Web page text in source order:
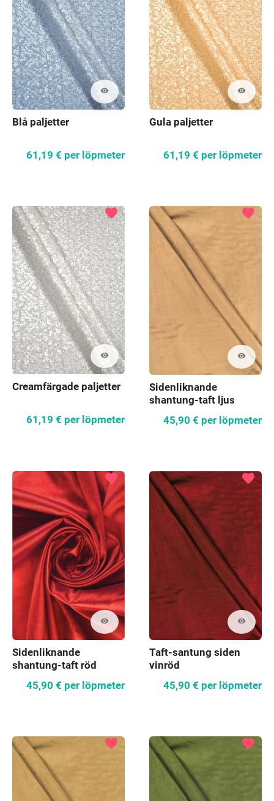
visibility
Blå paljetter
61,19 € per löpmeter
visibility
Gula paljetter
61,19 € per löpmeter
visibility
favorite
Creamfärgade paljetter
61,19 € per löpmeter
visibility
favorite
Sidenliknande
shantung-taft ljus
45,90 € per löpmeter
visibility
favorite
Sidenliknande
shantung-taft röd
45,90 € per löpmeter
visibility
favorite
Taft-santung siden
vinröd
45,90 € per löpmeter
favorite favorite